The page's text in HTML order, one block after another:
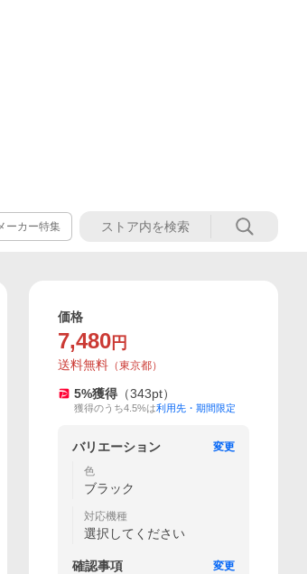
ーカー特集
価格
7,480 円
送料無料 （東京都）
5%獲得 （343pt）
獲得のうち4.5%は利用先・期間限定
バリエーション
変更
色
ブラック
対応機種
選択してください
確認事項
変更